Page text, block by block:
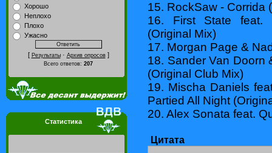
Хорошо
Неплохо
Плохо
Ужасно
[ Результаты· Архив опросов]
Всего ответов: 207
Статистика
15. RockSaw - Corrida
16. First State feat.
(Original Mix)
17. Morgan Page &
18. Sander Van Doorn
(Original Club Mix)
19. Mischa Daniels
Partied All Night
20. Alex Sonata feat.
Цитата